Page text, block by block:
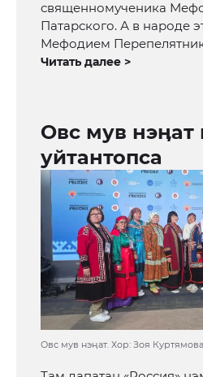
священномученика
Патарского. А в народе
Мефодием
Читать далее >
Овс мув нэӊат
уйтантопса
Овс мув нэӊат. Хор: Зоя Куртямова